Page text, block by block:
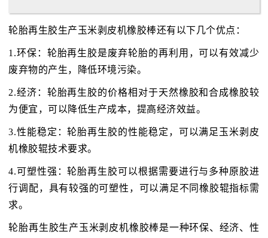
轮胎再生胶生产玉米剥皮机橡胶棒还有以下几个优点：
1.环保：轮胎再生胶是废弃轮胎的再利用，可以有效减少
废弃物的产生，降低环境污染。
2.经济：轮胎再生胶的价格相对于天然橡胶和合成橡胶较
为便宜，可以降低生产成本，提高经济效益。
3.性能稳定：轮胎再生胶的性能稳定，可以满足玉米剥皮
机橡胶辊技术要求。
4.可塑性强：轮胎再生胶可以根据需要进行与多种原胶进
行调配，具有较强的可塑性，可以满足不同橡胶辊指标需
求。
轮胎再生胶生产玉米剥皮机橡胶棒是一种环保、经济、性